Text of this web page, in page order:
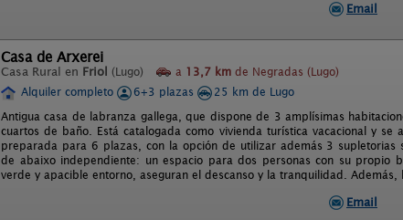
Email
Casa de Arxerei
Casa Rural en Friol (Lugo) a 13,7 km de Negradas (Lugo)
Alquiler completo
6+3 plazas
25 km de Lugo
Antigua casa de labranza gallega, que dispone de 3 amplísimas
cuartos de baño. Está catalogada como vivienda turística vacacional y
preparada para 6 plazas, con la opción de utilizar además 3 supletorias
de abaixo independiente: un espacio para dos personas con su propio
verde y apacible entorno, aseguran el descanso y la tranquilidad.
Email